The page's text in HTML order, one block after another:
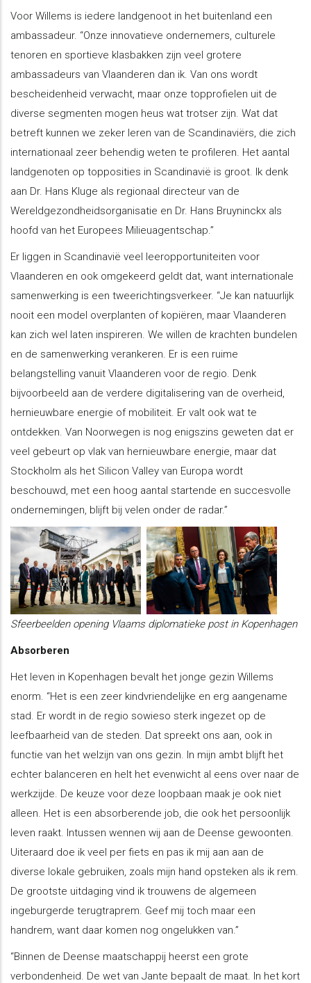
Voor Willems is iedere landgenoot in het buitenland een
ambassadeur. “Onze innovatieve ondernemers, culturele
tenoren en sportieve klasbakken zijn veel grotere
ambassadeurs van Vlaanderen dan ik. Van ons wordt
bescheidenheid verwacht, maar onze topprofielen uit de
diverse segmenten mogen heus wat trotser zijn. Wat dat
betreft kunnen we zeker leren van de Scandinaviërs, die zich
internationaal zeer behendig weten te profileren. Het aantal
landgenoten op topposities in Scandinavië is groot. Ik denk
aan Dr. Hans Kluge als regionaal directeur van de
Wereldgezondheidsorganisatie en Dr. Hans Bruyninckx als
hoofd van het Europees Milieuagentschap.”
Er liggen in Scandinavië veel leeropportuniteiten voor
Vlaanderen en ook omgekeerd geldt dat, want internationale
samenwerking is een tweerichtingsverkeer. “Je kan natuurlijk
nooit een model overplanten of kopiëren, maar Vlaanderen
kan zich wel laten inspireren. We willen de krachten bundelen
en de samenwerking verankeren. Er is een ruime
belangstelling vanuit Vlaanderen voor de regio. Denk
bijvoorbeeld aan de verdere digitalisering van de overheid,
hernieuwbare energie of mobiliteit. Er valt ook wat te
ontdekken. Van Noorwegen is nog enigszins geweten dat er
veel gebeurt op vlak van hernieuwbare energie, maar dat
Stockholm als het Silicon Valley van Europa wordt
beschouwd, met een hoog aantal startende en succesvolle
ondernemingen, blijft bij velen onder de radar.”
Sfeerbeelden opening Vlaams diplomatieke post in Kopenhagen
Absorberen
Het leven in Kopenhagen bevalt het jonge gezin Willems
enorm. “Het is een zeer kindvriendelijke en erg aangename
stad. Er wordt in de regio sowieso sterk ingezet op de
leefbaarheid van de steden. Dat spreekt ons aan, ook in
functie van het welzijn van ons gezin. In mijn ambt blijft het
echter balanceren en helt het evenwicht al eens over naar de
werkzijde. De keuze voor deze loopbaan maak je ook niet
alleen. Het is een absorberende job, die ook het persoonlijk
leven raakt. Intussen wennen wij aan de Deense gewoonten.
Uiteraard doe ik veel per fiets en pas ik mij aan aan de
diverse lokale gebruiken, zoals mijn hand opsteken als ik rem.
De grootste uitdaging vind ik trouwens de algemeen
ingeburgerde terugtraprem. Geef mij toch maar een
handrem, want daar komen nog ongelukken van.”
“Binnen de Deense maatschappij heerst een grote
verbondenheid. De wet van Jante bepaalt de maat. In het kort